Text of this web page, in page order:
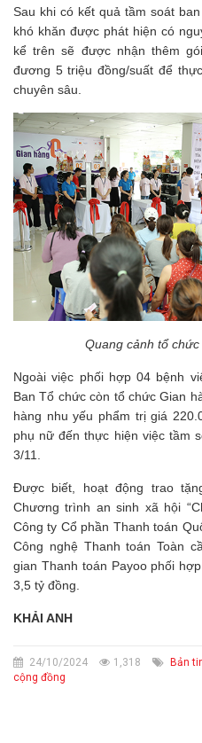
Sau khi có kết quả tầm soát
khó khăn được phát hiện có
kể trên sẽ được nhận thêm
đương 5 triệu đồng/suất để
chuyên sâu.
Quang cảnh tổ chức
Ngoài việc phối hợp 04 bệnh
Ban Tổ chức còn tổ chức Gian
hàng nhu yếu phẩm trị giá
phụ nữ đến thực hiện việc tầm
3/11.
Được biết, hoạt động trao
Chương trình an sinh xã hội
Công ty Cổ phần Thanh toán
Công nghệ Thanh toán Toàn
gian Thanh toán Payoo phối
3,5 tỷ đồng.
KHẢI ANH
24/10/2024 1,318 Bản
cộng đồng